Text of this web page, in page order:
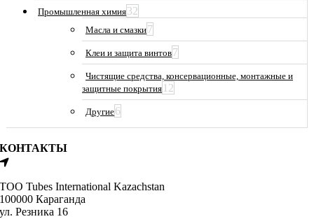
Промышленная химия32
Масла и смазки7
Клеи и защита винтов7
Чистящие средства, консервационные, монтажные и
защитные покрытия 12
Другие6
КОНТАКТЫ
ТОО Tubes International Kazachstan
100000 Караганда
ул. Резника 16